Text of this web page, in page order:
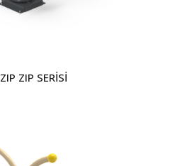
ZIP ZIP SERİSİ